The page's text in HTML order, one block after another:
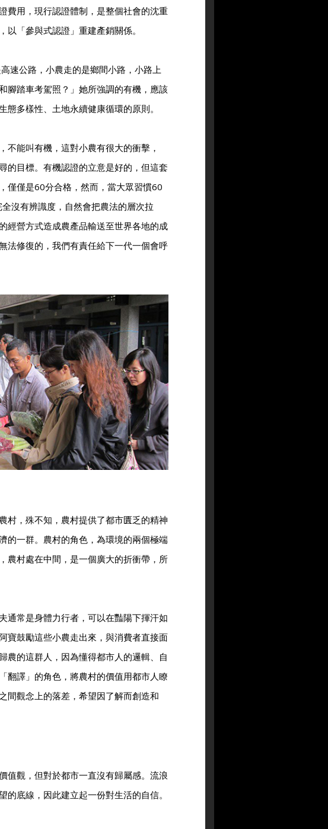
費用，現行認證體制，是整個社會的沈重
「參與式認證」重建產銷關係。
速公路，小農走的是鄉間小路，小路上
腳踏車考駕照？」她所強調的有機，應該
多樣性、土地永續健康循環的原則。
不能叫有機，這對小農有很大的衝擊，
的目標。有機認證的立意是好的，但這套
僅僅是60分合格，然而，當大眾習慣60
沒有辨識度，自然會把農法的層次拉
經營方式造成農產品輸送至世界各地的成
法修復的，我們有責任給下一代一個會呼
村，殊不知，農村提供了都市匱乏的精神
的一群。農村的角色，為環境的兩個極端
農村處在中間，是一個廣大的折衝帶，所
通常是身體力行者，可以在豔陽下揮汗如
寶鼓勵這些小農走出來，與消費者直接面
農的這群人，因為懂得都市人的邏輯、自
翻譯」的角色，將農村的價值用都市人瞭
間觀念上的落差，希望因了解而創造和
值觀，但對於都市一直沒有歸屬感。流浪
底線，因此建立起一份對生活的自信。